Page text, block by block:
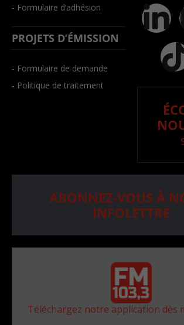
- Formulaire d’adhésion
PROJETS D’ÉMISSION
- Formulaire de demande
- Politique de traitement
ABONNEZ-VOUS À
INFOLETTRE
Téléchargez notre application dès